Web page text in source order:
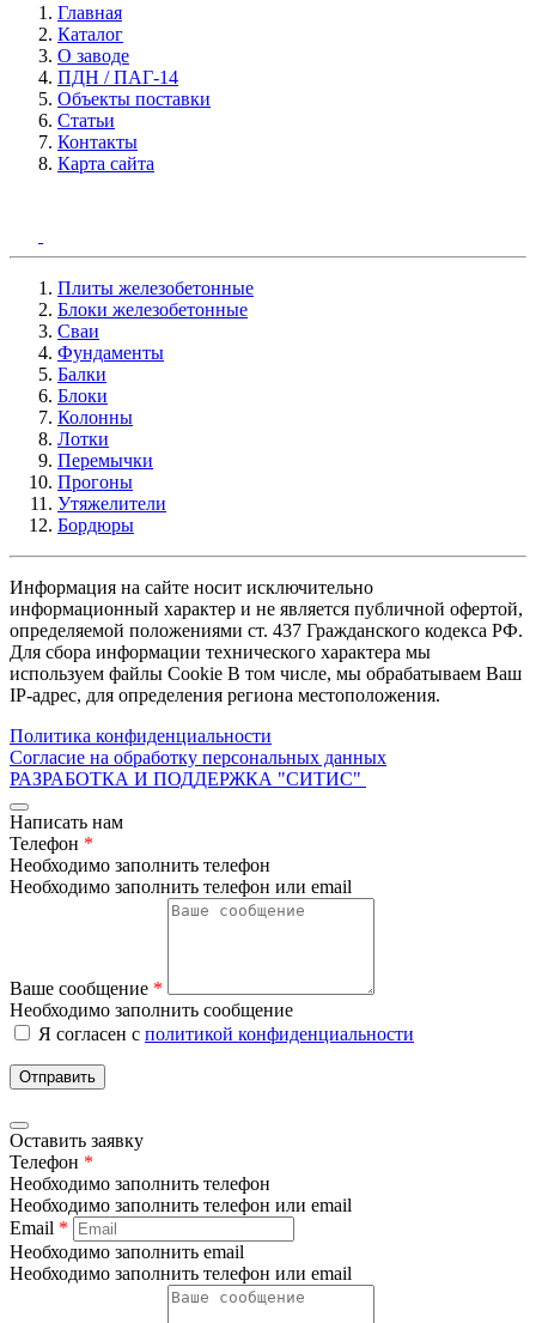
Главная
Каталог
О заводе
ПДН / ПАГ-14
Объекты поставки
Статьи
Контакты
Карта сайта
Плиты железобетонные
Блоки железобетонные
Сваи
Фундаменты
Балки
Блоки
Колонны
Лотки
Перемычки
Прогоны
Утяжелители
Бордюры
Информация на сайте носит исключительно
информационный характер и не является публичной офертой,
определяемой положениями ст. 437 Гражданского кодекса РФ.
Для сбора информации технического характера мы
используем файлы Cookie В том числе, мы обрабатываем Ваш
IP-адрес, для определения региона местоположения.
Политика конфиденциальности
Согласие на обработку персональных данных
РАЗРАБОТКА И ПОДДЕРЖКА "СИТИС"
Написать нам
Телефон *
Необходимо заполнить телефон
Необходимо заполнить телефон или email
Ваше сообщение *
Необходимо заполнить сообщение
Я согласен с политикой конфиденциальности
Отправить
Оставить заявку
Телефон *
Необходимо заполнить телефон
Необходимо заполнить телефон или email
Email *
Необходимо заполнить email
Необходимо заполнить телефон или email